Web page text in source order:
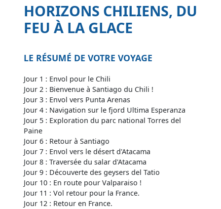
HORIZONS CHILIENS, DU
FEU À LA GLACE
LE RÉSUMÉ DE VOTRE VOYAGE
Jour 1 : Envol pour le Chili
Jour 2 : Bienvenue à Santiago du Chili !
Jour 3 : Envol vers Punta Arenas
Jour 4 : Navigation sur le fjord Ultima Esperanza
Jour 5 : Exploration du parc national Torres del
Paine
Jour 6 : Retour à Santiago
Jour 7 : Envol vers le désert d'Atacama
Jour 8 : Traversée du salar d'Atacama
Jour 9 : Découverte des geysers del Tatio
Jour 10 : En route pour Valparaiso !
Jour 11 : Vol retour pour la France.
Jour 12 : Retour en France.